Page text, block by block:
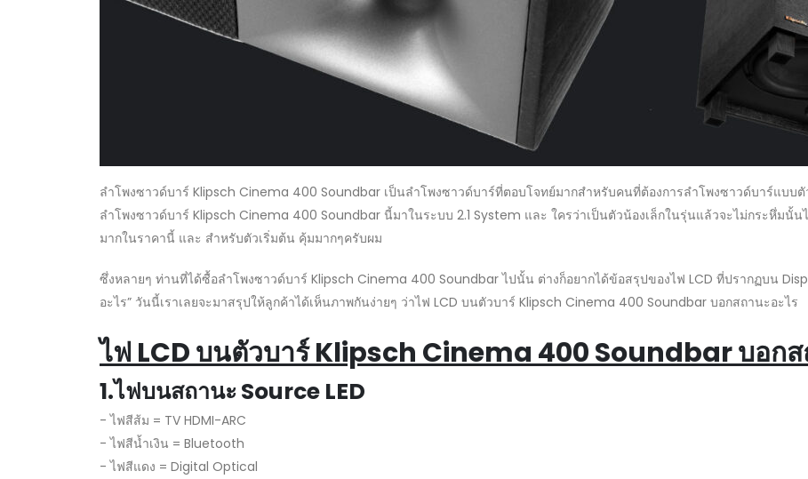
ลำโพงซาวด์บาร์ Klipsch Cinema 400 Soundbar เป็นลำโพงซาวด์บาร์ที่ตอบโจทย์มากสำหรับคนที่ต้องการลำโพงซาวด์บาร์แบบตั
ลำโพงซาวด์บาร์ Klipsch Cinema 400 Soundbar นี้มาในระบบ 2.1 System และ ใครว่าเป็นตัวน้องเล็กในรุ่นแล้วจะไม่กระหึ่มนั้
มากในราคานี้ และ สำหรับตัวเริ่มต้น คุ้มมากๆครับผม
ซึ่งหลายๆ ท่านที่ได้ซื้อลำโพงซาวด์บาร์ Klipsch Cinema 400 Soundbar ไปนั้น ต่างก็อยากได้ข้อสรุปของไฟ LCD ที่ปรากฏบน
อะไร” วันนี้เราเลยจะมาสรุปให้ลูกค้าได้เห็นภาพกันง่ายๆ ว่าไฟ LCD บนตัวบาร์ Klipsch Cinema 400 Soundbar บอกสถานะอะไร
ไฟ LCD บนตัวบาร์ Klipsch Cinema 400 Soundbar บอกส
1.ไฟบนสถานะ Source LED
- ไฟสีส้ม = TV HDMI-ARC
- ไฟสีน้ำเงิน = Bluetooth
- ไฟสีแดง = Digital Optical